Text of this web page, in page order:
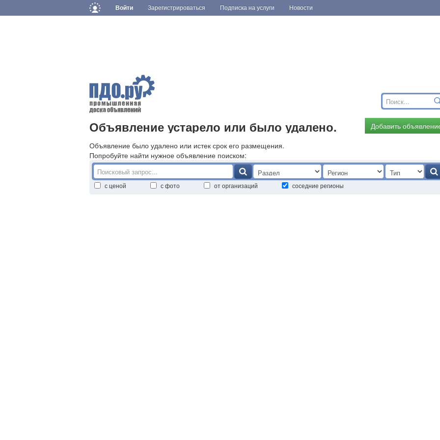
Войти Зарегистрироваться Подписка на услуги Новости
Объявление устарело или было удалено.
Добавить
Объявление было удалено или истек срок его размещения.
Попробуйте найти нужное объявление поиском:
с ценой с фото от организаций соседние регионы